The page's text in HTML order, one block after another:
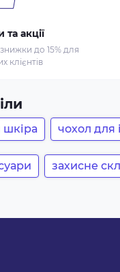
акції
до 15% для
клієнтів
шкіра чохол для
захисне